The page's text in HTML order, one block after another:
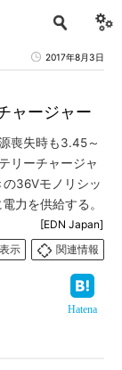
2017年8月3日
ャージャー
喪失時も3.45～
リーチャージャ
36Vモノリシッ
力を供給する。
[EDN Japan]
示
関連情報
Hatena